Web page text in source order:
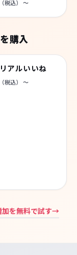
（税込） 〜
購入
を無料で試す→